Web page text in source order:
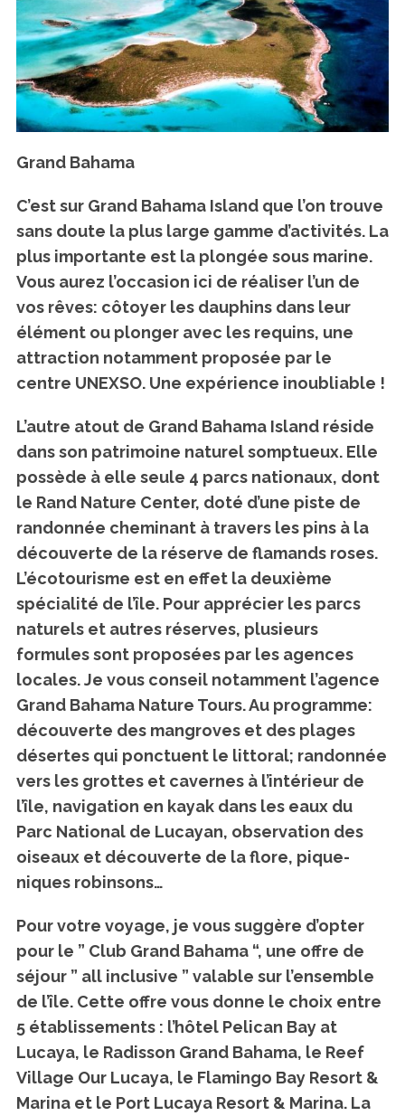
Grand Bahama
C’est sur Grand Bahama Island que l’on trouve
sans doute la plus large gamme d’activités. La
plus importante est la plongée sous marine.
Vous aurez l’occasion ici de réaliser l’un de
vos rêves: côtoyer les dauphins dans leur
élément ou plonger avec les requins, une
attraction notamment proposée par le
centre UNEXSO. Une expérience inoubliable !
L’autre atout de Grand Bahama Island réside
dans son patrimoine naturel somptueux. Elle
possède à elle seule 4 parcs nationaux, dont
le Rand Nature Center, doté d’une piste de
randonnée cheminant à travers les pins à la
découverte de la réserve de flamands roses.
L’écotourisme est en effet la deuxième
spécialité de l’île. Pour apprécier les parcs
naturels et autres réserves, plusieurs
formules sont proposées par les agences
locales. Je vous conseil notamment l’agence
Grand Bahama Nature Tours. Au programme:
découverte des mangroves et des plages
désertes qui ponctuent le littoral; randonnée
vers les grottes et cavernes à l’intérieur de
l’île, navigation en kayak dans les eaux du
Parc National de Lucayan, observation des
oiseaux et découverte de la flore, pique-
niques robinsons…
Pour votre voyage, je vous suggère d’opter
pour le ” Club Grand Bahama “, une offre de
séjour ” all inclusive ” valable sur l’ensemble
de l’île. Cette offre vous donne le choix entre
5 établissements : l’hôtel Pelican Bay at
Lucaya, le Radisson Grand Bahama, le Reef
Village Our Lucaya, le Flamingo Bay Resort &
Marina et le Port Lucaya Resort & Marina. La